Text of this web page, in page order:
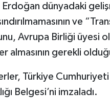
Erdoğan dünyadaki
ve
Avrupa Birliği üyesi
almasının gerekli
Türkiye Cumhuriyeti
Belgesi’ni imzaladı.